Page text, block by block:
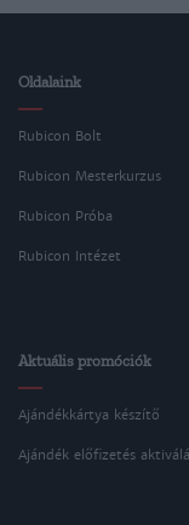
Oldalaink
Rubicon Bolt
Rubicon Mesterkurzus
Rubicon Próba
Rubicon Intézet
Aktuális promóciók
Ajándékkártya készítő
Ajándék előfizetés